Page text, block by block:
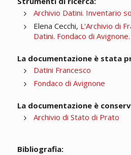
Archivio Datini. Inventario
Elena Cecchi, L'Archivio di
Datini. Fondaco di
La documentazione è stata
Datini Francesco
Fondaco di Avignone
La documentazione è
Archivio di Stato di Prato
Bibliografia: